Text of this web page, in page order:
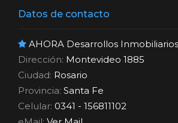
Datos de contacto
AHORA Desarrollos Inmobiliarios
Dirección: Montevideo 1885
Ciudad: Rosario
Provincia: Santa Fe
Celular: 0341 - 156811102